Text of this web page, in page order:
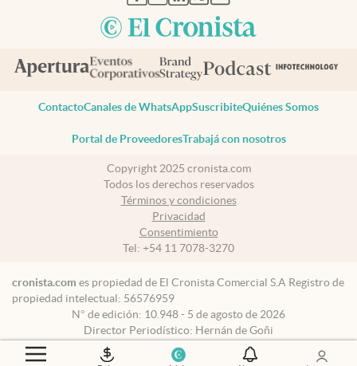
ContactoCanales de WhatsAppSuscribiteQuiénes Somos
Portal de ProveedoresTrabajá con nosotros
Copyright 2025 cronista.com
Todos los derechos reservados
Términos y condiciones
Privacidad
Consentimiento
Tel: +54 11 7078-3270
cronista.com es propiedad de El Cronista Comercial S.A Registro de
propiedad intelectual: 56576959
N° de edición: 10.948 - 5 de agosto de 2026
Director Periodístico: Hernán de Goñi